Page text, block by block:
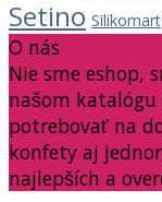
Setino Silikomart
O nás
Nie sme eshop,
našom
potrebovať na
konfety aj
najlepších a